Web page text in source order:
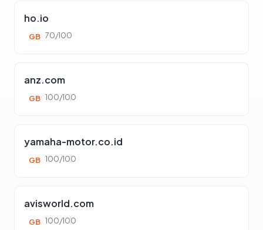
ho.io
GB 70/100
anz.com
GB 100/100
yamaha-motor.co.id
GB 100/100
avisworld.com
GB 100/100